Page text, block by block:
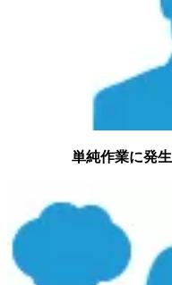
単純作業に発